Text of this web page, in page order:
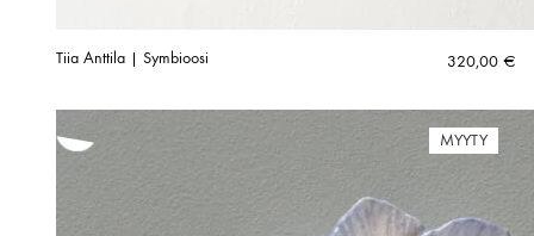
Tiia Anttila | Symbioosi 320,00 €
MYYTY